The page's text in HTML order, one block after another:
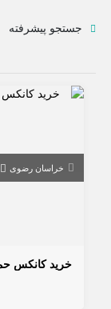
جستجو پیشرفته
خراسان رضوی